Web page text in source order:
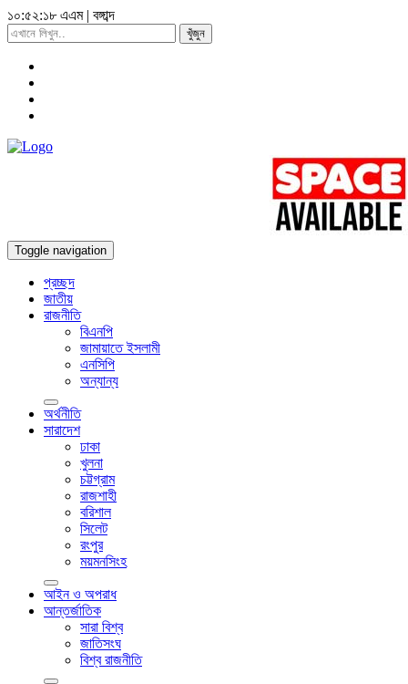
১০:৫২:২০ এএম |বঙ্গাব্দ
খুঁজুন
Toggle navigation
প্রচ্ছদ
জাতীয়
রাজনীতি
বিএনপি
জামায়াতে ইসলামী
এনসিপি
অন্যান্য
অর্থনীতি
সারাদেশ
ঢাকা
খুলনা
চট্টগ্রাম
রাজশাহী
বরিশাল
সিলেট
রংপুর
ময়মনসিংহ
আইন ও অপরাধ
আন্তর্জাতিক
সারা বিশ্ব
জাতিসংঘ
বিশ্ব রাজনীতি